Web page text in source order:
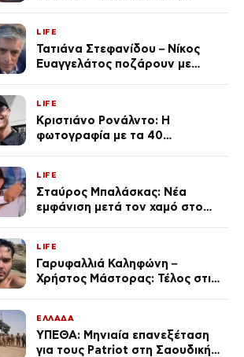
LIFE
Τατιάνα Στεφανίδου – Νίκος
Ευαγγελάτος ποζάρουν με
LIFE
Κριστιάνο Ρονάλντο: Η
φωτογραφία με τα 40
εκ. likes
LIFE
Σταύρος Μπαλάσκας: Νέα
εμφάνιση μετά τον χαμό στο
LIFE
Γαρυφαλλιά Καληφώνη –
Χρήστος Μάστορας: Τέλος στις
ΕΛΛΑΔΑ
ΥΠΕΘΑ: Μηνιαία επανεξέταση
για τους Patriot στη Σαουδική